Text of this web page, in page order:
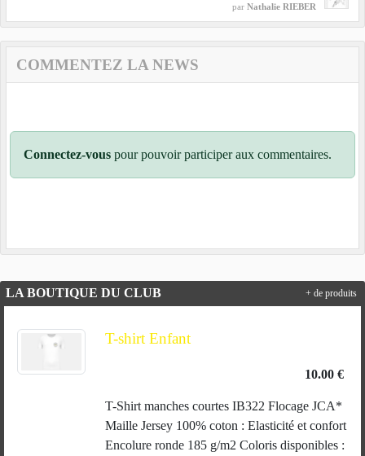
par Nathalie RIEBER
COMMENTEZ LA NEWS
Connectez-vous pour pouvoir participer aux commentaires.
LA BOUTIQUE DU CLUB
T-shirt Enfant
10.00 €
T-Shirt manches courtes IB322 Flocage JCA*
Maille Jersey 100% coton : Elasticité et confort
Encolure ronde 185 g/m2 Coloris disponibles :
+ de produits